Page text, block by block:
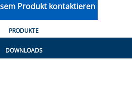
Produkt kontaktieren
PRODUKTE
DOWNLOADS